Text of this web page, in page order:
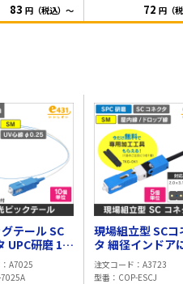
引込む際に使用
ワンアク
83 円（税込）～
建造物に引込む際
するものです。 材質:硬鋼
錆は、一般的に金
に空気中の水分や
反応して生じるも
り、外観上の変化
らすことがありま
製品の機能や性能
響を及ぼしません。
具・引留金具
72 円（
テール SC
UPC研磨 1m
心線
A7025
7025A
現場組立型 SCコ
タ 細径インドアにも
対応 ■今なら工具付
き!■
注文コード
A3723
型番
COP-ESCJ